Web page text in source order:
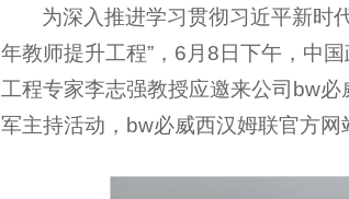
为深入推进学习贯彻习近平新时
年教师提升工程”，6月8日下午，中
工程专家李志强教授应邀来公司bw
军主持活动，bw必威西汉姆联官方网